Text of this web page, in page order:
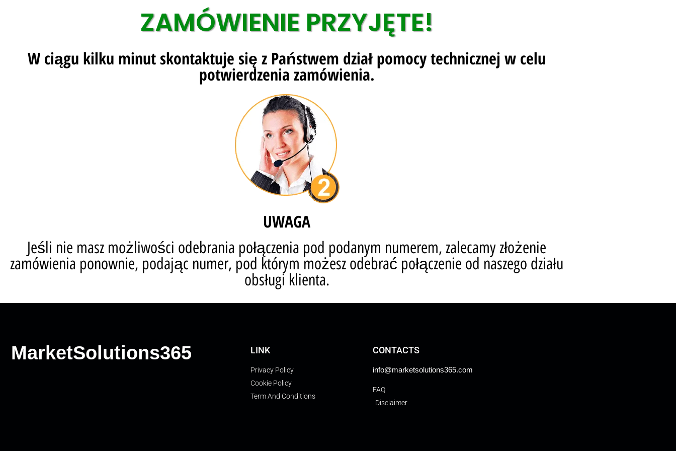
ZAMÓWIENIE PRZYJĘTE!
W ciągu kilku minut skontaktuje się z Państwem dział pomocy technicznej w celu
potwierdzenia zamówienia.
UWAGA
Jeśli nie masz możliwości odebrania połączenia pod podanym numerem, zalecamy złożenie
zamówienia ponownie, podając numer, pod którym możesz odebrać połączenie od naszego działu
obsługi klienta.
MarketSolutions365 LINK
Privacy Policy
Cookie Policy
Term And Conditions
CONTACTS
info@marketsolutions365.com
FAQ
Disclaimer